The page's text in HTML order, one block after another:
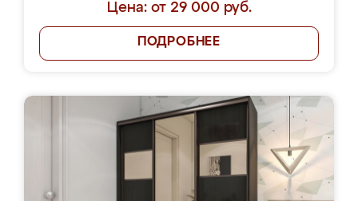
Цена: от 29 000 руб.
ПОДРОБНЕЕ